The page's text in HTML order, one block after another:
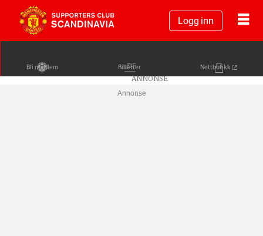
Logg inn
Bli medlem Billetter Nettbutikk
Annonse